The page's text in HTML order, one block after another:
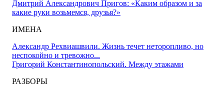
Дмитрий Александрович Пригов: «Каким образом и за
какие руки возьмемся, друзья?»
ИМЕНА
Александр Рехвиашвили. Жизнь течет неторопливо, но
неспокойно и тревожно...
Григорий Константинопольский. Между этажами
РАЗБОРЫ